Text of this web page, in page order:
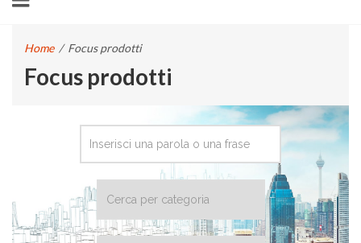
Home / Focus prodotti
Focus prodotti